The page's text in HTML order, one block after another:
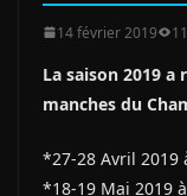
14 février 2019
La saison 2019 a
manches du
*27-28 Avril 2019
*18-19 Mai 2019